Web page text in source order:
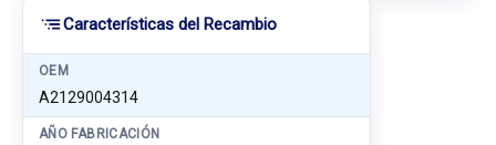
Características del Recambio
OEM
A2129004314
AÑO FABRICACIÓN